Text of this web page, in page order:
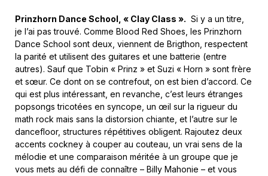
Prinzhorn Dance School, « Clay Class ». Si y a un titre,
je l’ai pas trouvé. Comme Blood Red Shoes, les Prinzhorn
Dance School sont deux, viennent de Brigthon, respectent
la parité et utilisent des guitares et une batterie (entre
autres). Sauf que Tobin « Prinz » et Suzi « Horn » sont frère
et sœur. Ce dont on se contrefout, on est bien d’accord. Ce
qui est plus intéressant, en revanche, c’est leurs étranges
popsongs tricotées en syncope, un œil sur la rigueur du
math rock mais sans la distorsion chiante, et l’autre sur le
dancefloor, structures répétitives obligent. Rajoutez deux
accents cockney à couper au couteau, un vrai sens de la
mélodie et une comparaison méritée à un groupe que je
vous mets au défi de connaître – Billy Mahonie – et vous